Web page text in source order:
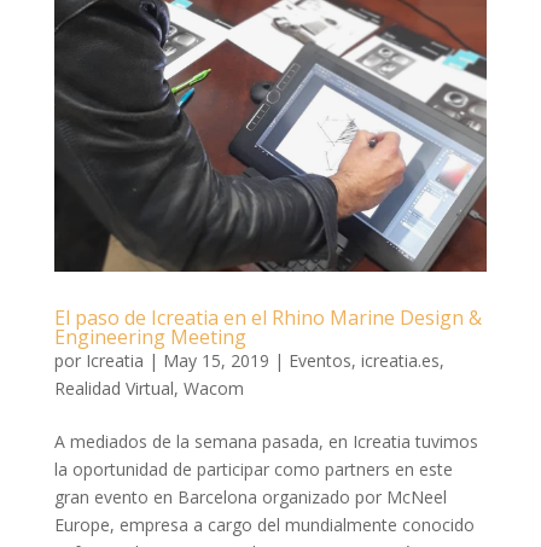
El paso de Icreatia en el Rhino Marine Design &
Engineering Meeting
por Icreatia | May 15, 2019 | Eventos, icreatia.es,
Realidad Virtual, Wacom
A mediados de la semana pasada, en Icreatia tuvimos
la oportunidad de participar como partners en este
gran evento en Barcelona organizado por McNeel
Europe, empresa a cargo del mundialmente conocido